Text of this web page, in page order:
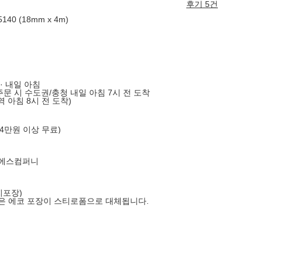
후기 5건
(18mm x 4m)
내일 아침
문 시 수도권/충청 내일 아침 7시 전 도착
아침 8시 전 도착)
만원 이상 무료)
스컴퍼니
포장)
에코 포장이 스티로폼으로 대체됩니다.